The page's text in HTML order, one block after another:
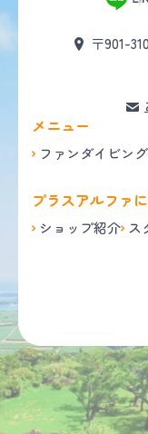
〒901-
メニュー
ファンダイビング
プラスアルファ
ショップ紹介 ス